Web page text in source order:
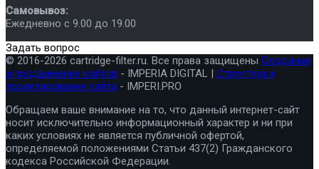
Самовывоз:
Ежедневно с 9.00 до 19.00
Задать вопрос
© 2016-2026 cartridge-filter.ru. Все права защищены Создание
и продвижение сайтов - IMPERIA DIGITAL | Структура и
проектирование сайта - IMPERI.PRO
Обращаем ваше внимание на то, что данный интернет-сайт
носит исключительно информационный характер и ни при
каких условиях не является публичной офертой,
определяемой положениями Статьи 437(2) Гражданского
кодекса Российской Федерации.